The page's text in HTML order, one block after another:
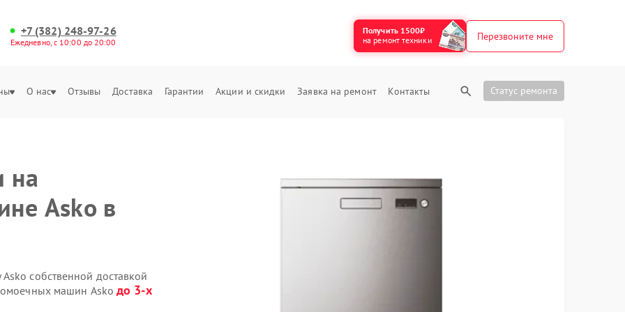
+7 (382) 248-97-26
Ежедневно, с 10:00 до 20:00
Получить 1500₽
на ремонт техники
Перезвоните мне
О нас Отзывы Доставка Гарантии Акции и скидки Заявка на ремонт Контакты Статус ремонта
на
Asko в
собственной доставкой
машин Asko до 3-х